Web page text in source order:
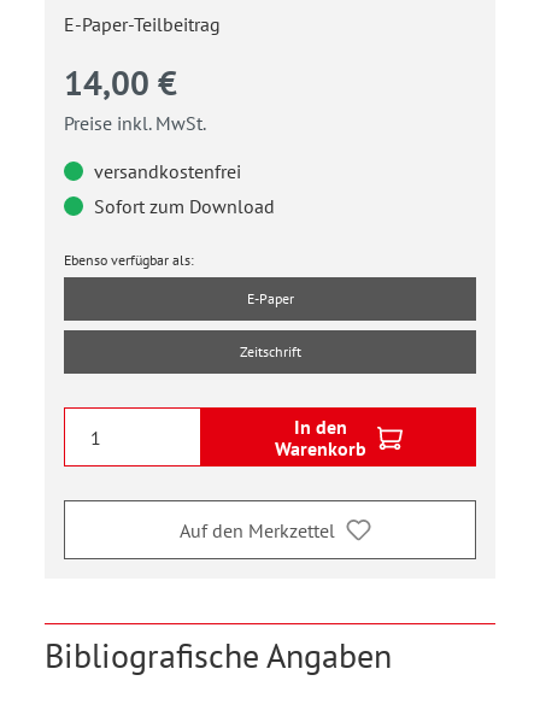
E-Paper-Teilbeitrag
14,00 €
Preise inkl. MwSt.
versandkostenfrei
Sofort zum Download
Ebenso verfügbar als:
E-Paper
Zeitschrift
In den
Warenkorb
Auf den Merkzettel
Bibliografische Angaben